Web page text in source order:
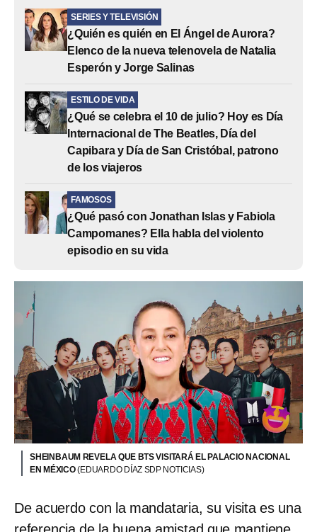
SERIES Y TELEVISIÓN
¿Quién es quién en El Ángel de Aurora?
Elenco de la nueva telenovela de Natalia
Esperón y Jorge Salinas
ESTILO DE VIDA
¿Qué se celebra el 10 de julio? Hoy es Día
Internacional de The Beatles, Día del
Capibara y Día de San Cristóbal, patrono
de los viajeros
FAMOSOS
¿Qué pasó con Jonathan Islas y Fabiola
Campomanes? Ella habla del violento
episodio en su vida
SHEINBAUM REVELA QUE BTS VISITARÁ EL PALACIO NACIONAL
EN MÉXICO(EDUARDO DÍAZ SDP NOTICIAS)
De acuerdo con la mandataria, su visita es una